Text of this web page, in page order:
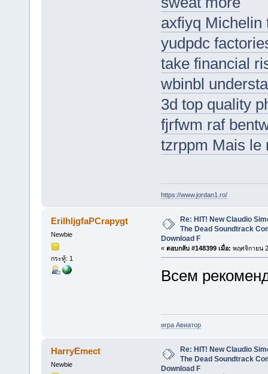
axfiyq Michelin
yudpdc
take financial
wbinbl
3d top quality
fjrfwm raf
tzrppm Mais le
https://www.jordan1.ro/
ErilhljgfaPCrapygt
Newbie
กระทู้: 1
Re: HIT! New Claudio
The Dead Soundtrack
Download F
« ตอบกลับ #148399 เมื่อ: พฤศจิกายน
Всем
игра Авиатор
HarryEmect
Newbie
Re: HIT! New Claudio
The Dead Soundtrack
Download F